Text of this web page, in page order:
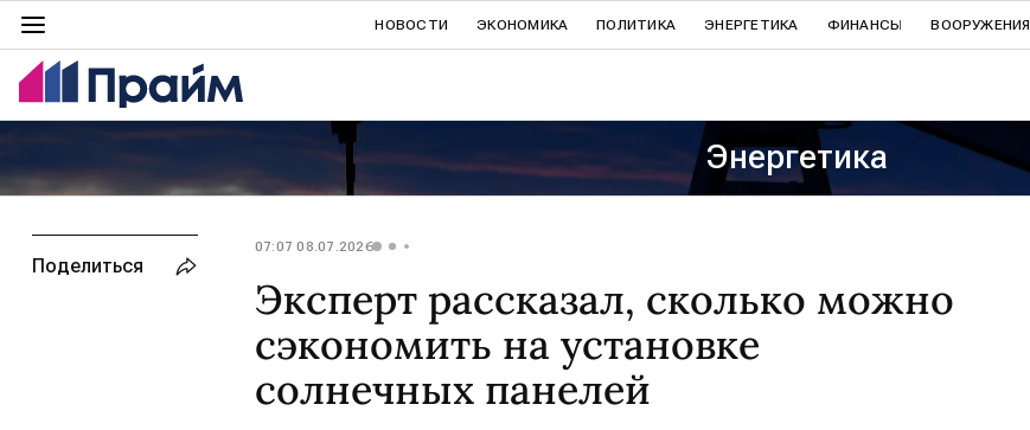
НОВОСТИ ЭКОНОМИКА ПОЛИТИКА ЭНЕРГЕТИКА ФИНАНСЫ ВООРУЖЕНИЯ
Энергетика
07:07 08.07.2026
Эксперт рассказал, сколько можно
сэкономить на установке
солнечных панелей
Поделиться